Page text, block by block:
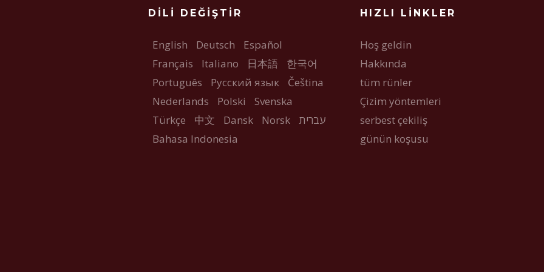
DILI DEĞIŞTIR
English Deutsch
Español
Français
Italiano 日本語
한국어
Português
Русский язык
Čeština
Nederlands
Polski
Svenska
Türkçe
中文 Dansk Norsk
עברית
Bahasa Indonesia
HIZLI LINKLER
Hoş geldin
Hakkında
tüm rünler
Çizim yöntemleri
serbest çekiliş
günün koşusu